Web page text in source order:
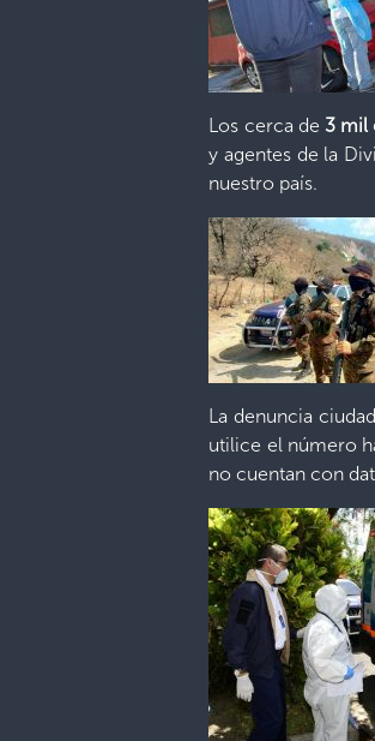
Los cerca de 3 mil
y agentes de la
nuestro país.
La denuncia
utilice el número
no cuentan con